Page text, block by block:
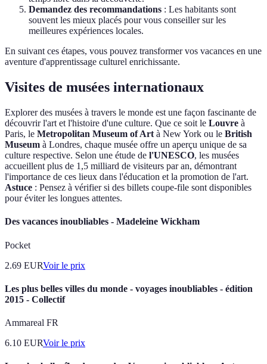
Demandez des recommandations : Les habitants sont
souvent les mieux placés pour vous conseiller sur les
meilleures expériences locales.
En suivant ces étapes, vous pouvez transformer vos vacances en une
aventure d'apprentissage culturel enrichissante.
Visites de musées internationaux
Explorer des musées à travers le monde est une façon fascinante de
découvrir l'art et l'histoire d'une culture. Que ce soit le Louvre à
Paris, le Metropolitan Museum of Art à New York ou le British
Museum à Londres, chaque musée offre un aperçu unique de sa
culture respective. Selon une étude de l'UNESCO, les musées
accueillent plus de 1,5 milliard de visiteurs par an, démontrant
l'importance de ces lieux dans l'éducation et la promotion de l'art.
Astuce : Pensez à vérifier si des billets coupe-file sont disponibles
pour éviter les longues attentes.
Des vacances inoubliables - Madeleine Wickham
Pocket
2.69 EURVoir le prix
Les plus belles villes du monde - voyages inoubliables - édition
2015 - Collectif
Ammareal FR
6.10 EURVoir le prix